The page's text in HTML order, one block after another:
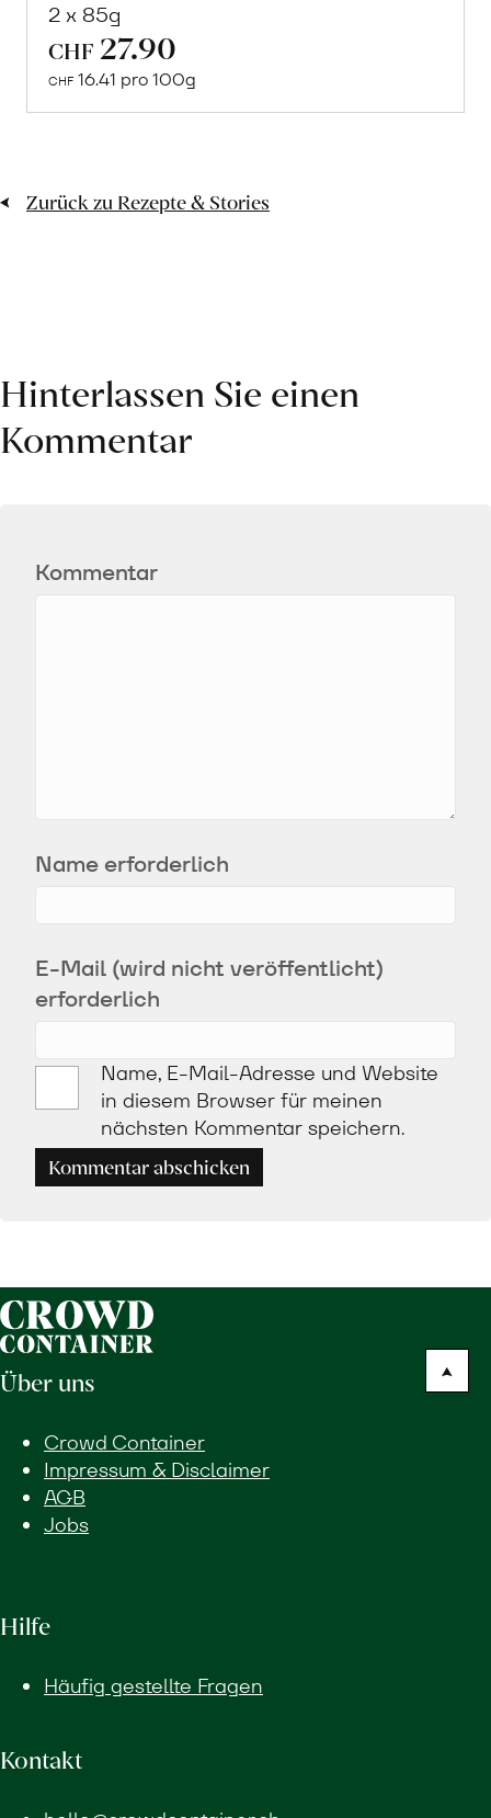
2 x 85g
CHF 27.90
CHF 16.41 pro 100g
Veganes
Chocolat
Zurück zu Rezepte & Stories
Hinterlassen Sie einen
Kommentar
Kommentar
Name erforderlich
E-Mail (wird nicht veröffentlicht)
erforderlich
Name, E-Mail-Adresse und Website
in diesem Browser für meinen
nächsten Kommentar speichern.
Kommentar abschicken
Über uns
Crowd Container
Impressum & Disclaimer
AGB
Jobs
Hilfe
Häufig gestellte Fragen
Kontakt